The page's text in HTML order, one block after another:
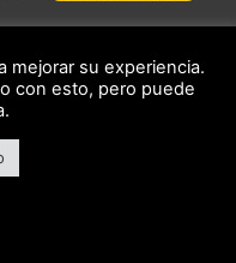
mejorar su experiencia.
con esto, pero puede